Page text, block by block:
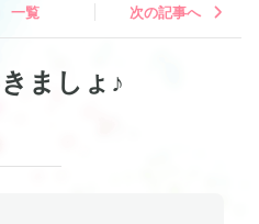
一覧 次の記事へ
ましょ♪